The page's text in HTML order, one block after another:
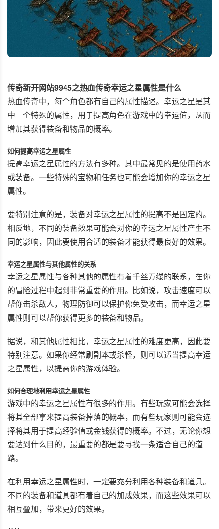
传奇新开网站9945之热血传奇幸运之星属性是什么
热血传奇中，每个角色都有自己的属性描述。幸运之星是其
中一个特殊的属性，用于提高角色在游戏中的幸运值，从而
增加其获得装备和物品的概率。
如何提高幸运之星属性
提高幸运之星属性的方法有多种。其中最常见的是使用药水
或装备。一些特殊的宝物和任务也可能会增加你的幸运之星
属性。
要特别注意的是，装备对幸运之星属性的提高不是固定的。
相反地，不同的装备效果可能会对你的幸运之星属性产生不
同的影响，因此要使用合适的装备才能获得最良好的效果。
幸运之星属性与其他属性的关系
幸运之星属性与各种其他的属性有着千丝万缕的联系，在你
的冒险过程中起到非常重要的作用。比如说，攻击速度可以
帮你击杀敌人，物理防御可以保护你免受攻击，而幸运之星
属性则可以帮你获得更多的装备和物品。
据说，和其他属性相比，幸运之星属性的难度更高，因此要
特别注意。如果你经常刷副本或杀怪，则可以适当提高幸运
之星属性，以提高你的游戏体验。
如何合理地利用幸运之星属性
游戏中的幸运之星属性有很多的作用。有些玩家可能会选择
将其全部拿来提高装备掉落的概率，而有些玩家则可能会选
择将其用于提高经验值或金钱获得的概率。不过，无论你想
要达到什么目的，最重要的都是要寻找一条适合自己的道
路。
在利用幸运之星属性时，一定要充分利用各种装备和道具。
不同的装备和道具都有着自己的加成效果，而这些效果可以
相互叠加，带来更好的效果。